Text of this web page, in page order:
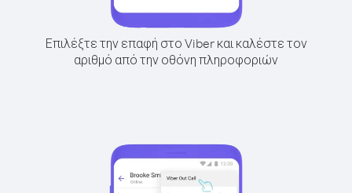
Επιλέξτε την επαφή στο Viber και καλέστε τον
αριθμό από την οθόνη πληροφοριών